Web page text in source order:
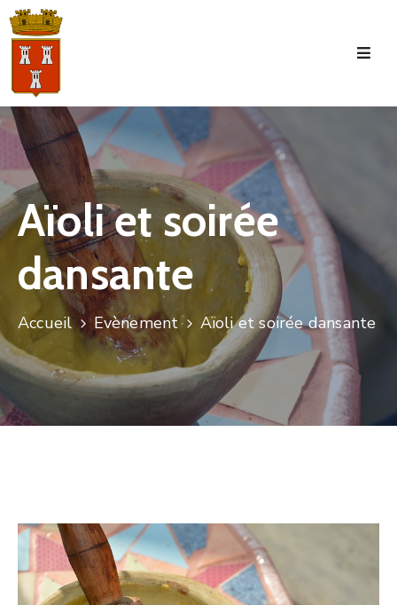
Accueil
La
Commune
Tourisme
Manifestations
Municipale
Services
Jeunesse
Aïoli et soirée
dansante
Accueil Evènement Aïoli et soirée dansante